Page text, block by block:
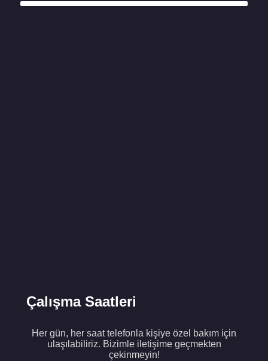
Çalışma Saatleri
Her gün, her saat telefonla kişiye özel bakım için
ulaşılabiliriz. Bizimle iletişime geçmekten
çekinmeyin!